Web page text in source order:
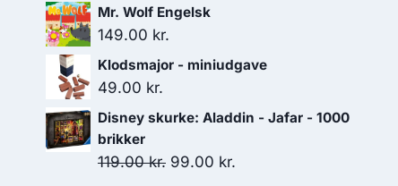
Mr. Wolf Engelsk
149.00 kr.
Klodsmajor - miniudgave
49.00 kr.
Disney skurke: Aladdin - Jafar - 1000
brikker
119.00kr. Den
99.00 kr.